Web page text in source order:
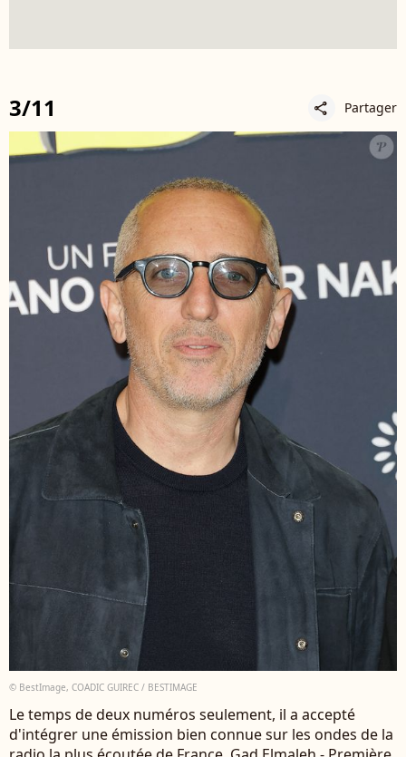
3/11 share Partager
© BestImage, COADIC GUIREC / BESTIMAGE
Le temps de deux numéros seulement, il a accepté
d'intégrer une émission bien connue sur les ondes de la